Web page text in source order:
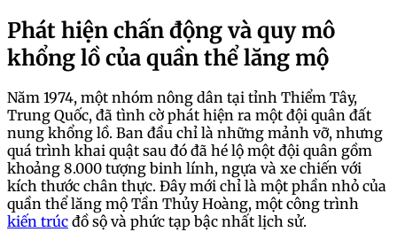
Phát hiện chấn động và quy mô
khổng lồ của quần thể lăng mộ
Năm 1974, một nhóm nông dân tại tỉnh Thiểm Tây,
Trung Quốc, đã tình cờ phát hiện ra một đội quân đất
nung khổng lồ. Ban đầu chỉ là những mảnh vỡ, nhưng
quá trình khai quật sau đó đã hé lộ một đội quân gồm
khoảng 8.000 tượng binh lính, ngựa và xe chiến với
kích thước chân thực. Đây mới chỉ là một phần nhỏ của
quần thể lăng mộ Tần Thủy Hoàng, một công trình
kiến trúc đồ sộ và phức tạp bậc nhất lịch sử.